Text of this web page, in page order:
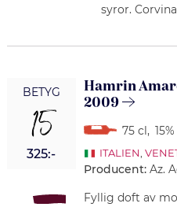
syror.
BETYG
15
325:-
Hamrin
2009
75 cl,
ITALIEN
Producent: Az.
Fyllig doft av